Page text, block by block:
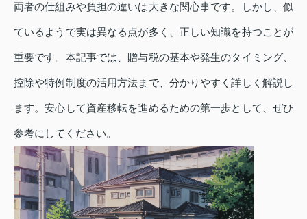
両者の仕組みや負担の違いは大きな関心事です。しかし、似
ているようで実は異なる点が多く、正しい知識を持つことが
重要です。本記事では、贈与税の基本や発生のタイミング、
控除や特例制度の活用方法まで、分かりやすく詳しく解説し
ます。安心して資産移転を進めるための第一歩として、ぜひ
参考にしてください。